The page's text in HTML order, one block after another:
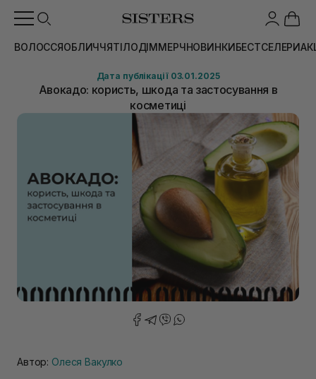
ВОЛОССЯОБЛИЧЧЯТІЛОДІММЕРЧНОВИНКИБЕСТСЕЛЕРИ
Дата публікації 03.01.2025
Авокадо: користь, шкода та застосування в
косметиці
Автор: Олеся Вакулко